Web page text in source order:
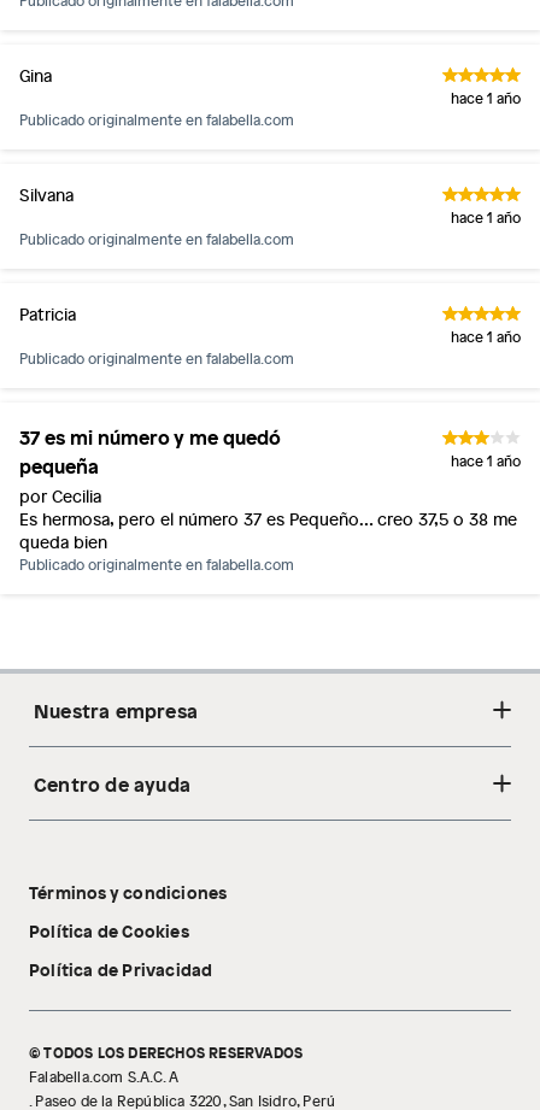
Gina
hace 1 año
Publicado originalmente enfalabella.com
Silvana
hace 1 año
Publicado originalmente enfalabella.com
Patricia
hace 1 año
Publicado originalmente enfalabella.com
37 es mi número y me quedó
pequeña
por Cecilia
hace 1 año
Es hermosa, pero el número 37 es Pequeño… creo 37,5 o 38 me
queda bien
Publicado originalmente enfalabella.com
Nuestra empresa
Acerca de nosotros
Tecnología Pillow Walk
Centro de ayuda
Libro de reclamaciones
Términos y condiciones
Política de Cookies
Política de Privacidad
© TODOS LOS DERECHOS RESERVADOS
Falabella.com S.A.C. A
. Paseo de la República 3220, San Isidro, Perú